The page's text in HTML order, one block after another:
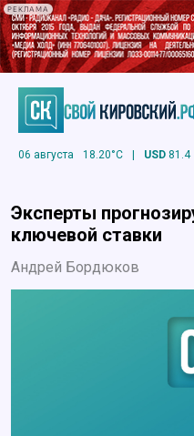
РЕКЛАМА
06 августа 18.20°C | USD 81.4
Эксперты
ключевой ставки
Андрей Бордюков